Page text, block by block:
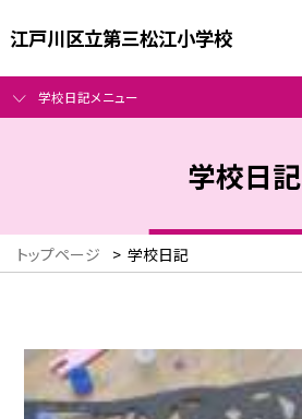
江戸川区立第三松江小学校
学校日記メニュー
学校日記
トップページ > 学校日記